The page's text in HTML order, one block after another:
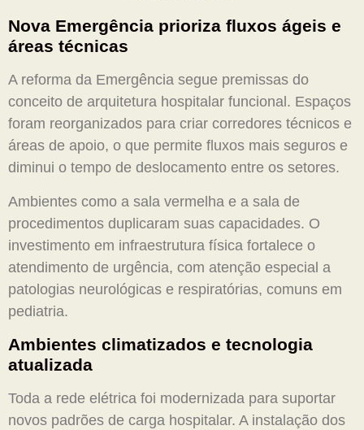
Nova Emergência prioriza fluxos ágeis e
áreas técnicas
A reforma da Emergência segue premissas do
conceito de arquitetura hospitalar funcional. Espaços
foram reorganizados para criar corredores técnicos e
áreas de apoio, o que permite fluxos mais seguros e
diminui o tempo de deslocamento entre os setores.
Ambientes como a sala vermelha e a sala de
procedimentos duplicaram suas capacidades. O
investimento em infraestrutura física fortalece o
atendimento de urgência, com atenção especial a
patologias neurológicas e respiratórias, comuns em
pediatria.
Ambientes climatizados e tecnologia
atualizada
Toda a rede elétrica foi modernizada para suportar
novos padrões de carga hospitalar. A instalação dos